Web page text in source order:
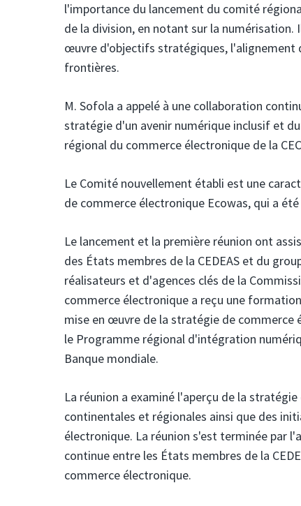
l'importance du lancement du comité
de la division, en notant sur la
œuvre d'objectifs stratégiques, l'alignement
frontières.
M. Sofola a appelé à une collaboration
stratégie d'un avenir numérique inclusif et
régional du commerce électronique de la
Le Comité nouvellement établi est une
de commerce électronique Ecowas, qui a
Le lancement et la première réunion ont
des États membres de la CEDEAS et du
réalisateurs et d'agences clés de la
commerce électronique a reçu une
mise en œuvre de la stratégie de commerce
le Programme régional d'intégration
Banque mondiale.
La réunion a examiné l'aperçu de la
continentales et régionales ainsi que des
électronique. La réunion s'est terminée par
continue entre les États membres de la
commerce électronique.